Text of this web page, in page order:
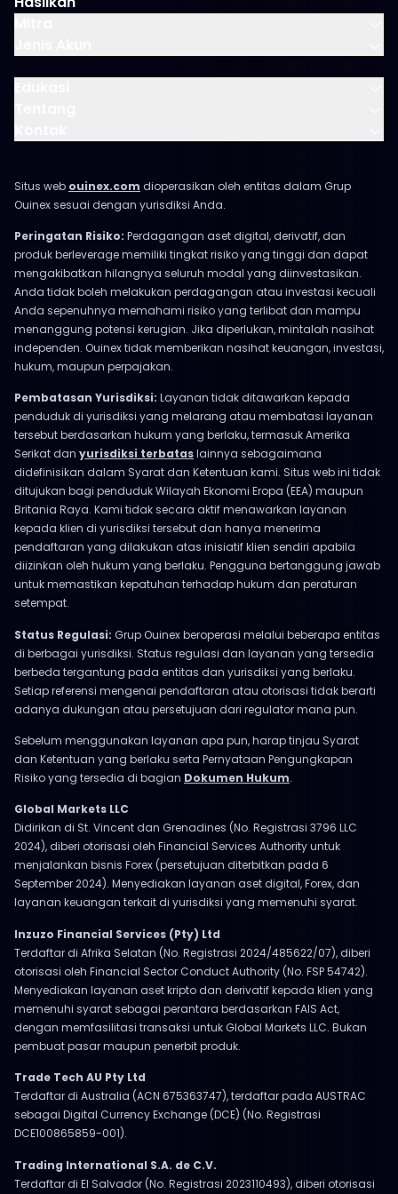
Situs web ouinex.com dioperasikan oleh entitas dalam Grup
Ouinex sesuai dengan yurisdiksi Anda.
Peringatan Risiko: Perdagangan aset digital, derivatif, dan
produk berleverage memiliki tingkat risiko yang tinggi dan dapat
mengakibatkan hilangnya seluruh modal yang diinvestasikan.
Anda tidak boleh melakukan perdagangan atau investasi kecuali
Anda sepenuhnya memahami risiko yang terlibat dan mampu
menanggung potensi kerugian. Jika diperlukan, mintalah nasihat
independen. Ouinex tidak memberikan nasihat keuangan, investasi,
hukum, maupun perpajakan.
Pembatasan Yurisdiksi: Layanan tidak ditawarkan kepada
penduduk di yurisdiksi yang melarang atau membatasi layanan
tersebut berdasarkan hukum yang berlaku, termasuk Amerika
Serikat dan yurisdiksi terbataslainnya sebagaimana
didefinisikan dalam Syarat dan Ketentuan kami. Situs web ini tidak
ditujukan bagi penduduk Wilayah Ekonomi Eropa (EEA) maupun
Britania Raya. Kami tidak secara aktif menawarkan layanan
kepada klien di yurisdiksi tersebut dan hanya menerima
pendaftaran yang dilakukan atas inisiatif klien sendiri apabila
diizinkan oleh hukum yang berlaku. Pengguna bertanggung jawab
untuk memastikan kepatuhan terhadap hukum dan peraturan
setempat.
Status Regulasi: Grup Ouinex beroperasi melalui beberapa entitas
di berbagai yurisdiksi. Status regulasi dan layanan yang tersedia
berbeda tergantung pada entitas dan yurisdiksi yang berlaku.
Setiap referensi mengenai pendaftaran atau otorisasi tidak berarti
adanya dukungan atau persetujuan dari regulator mana pun.
Sebelum menggunakan layanan apa pun, harap tinjau Syarat
dan Ketentuan yang berlaku serta Pernyataan Pengungkapan
Risiko yang tersedia di bagian Dokumen Hukum.
Global Markets LLC
Didirikan di St. Vincent dan Grenadines (No. Registrasi 3796 LLC
2024), diberi otorisasi oleh Financial Services Authority untuk
menjalankan bisnis Forex (persetujuan diterbitkan pada 6
September 2024). Menyediakan layanan aset digital, Forex, dan
layanan keuangan terkait di yurisdiksi yang memenuhi syarat.
Inzuzo Financial Services (Pty) Ltd
Terdaftar di Afrika Selatan (No. Registrasi 2024/485622/07), diberi
otorisasi oleh Financial Sector Conduct Authority (No. FSP 54742).
Menyediakan layanan aset kripto dan derivatif kepada klien yang
memenuhi syarat sebagai perantara berdasarkan FAIS Act,
dengan memfasilitasi transaksi untuk Global Markets LLC. Bukan
pembuat pasar maupun penerbit produk.
Trade Tech AU Pty Ltd
Terdaftar di Australia (ACN 675363747), terdaftar pada AUSTRAC
sebagai Digital Currency Exchange (DCE) (No. Registrasi
DCE100865859-001).
Trading International S.A. de C.V.
Terdaftar di El Salvador (No. Registrasi 2023110493), diberi otorisasi